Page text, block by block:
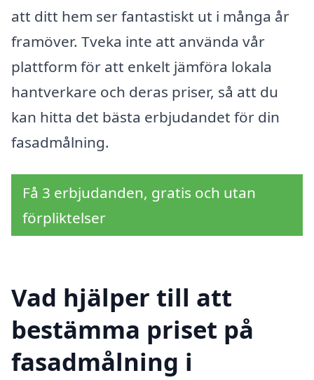
att ditt hem ser fantastiskt ut i många år
framöver. Tveka inte att använda vår
plattform för att enkelt jämföra lokala
hantverkare och deras priser, så att du
kan hitta det bästa erbjudandet för din
fasadmålning.
Få 3 erbjudanden, gratis och utan
förpliktelser
Vad hjälper till att
bestämma priset på
fasadmålning i